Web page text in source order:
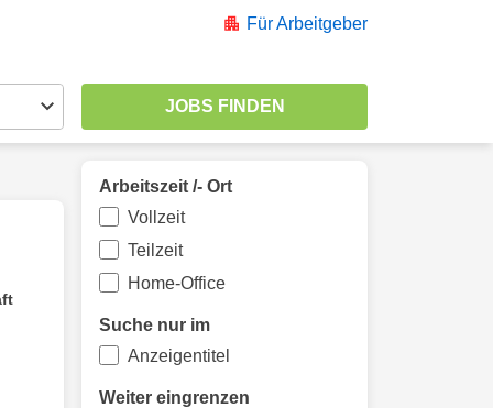
Für Arbeitgeber
Arbeitszeit /- Ort
Vollzeit
Teilzeit
Home-Office
Suche nur im
Anzeigentitel
Weiter eingrenzen